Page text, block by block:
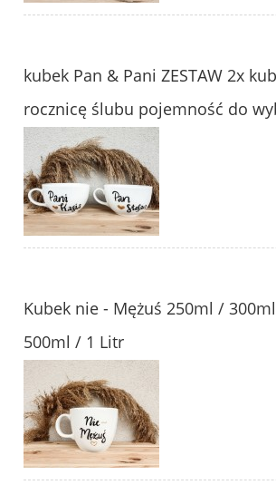
kubek Pan & Pani ZESTAW 2x
rocznicę ślubu pojemność do
Kubek nie - Mężuś 250ml /
500ml / 1 Litr